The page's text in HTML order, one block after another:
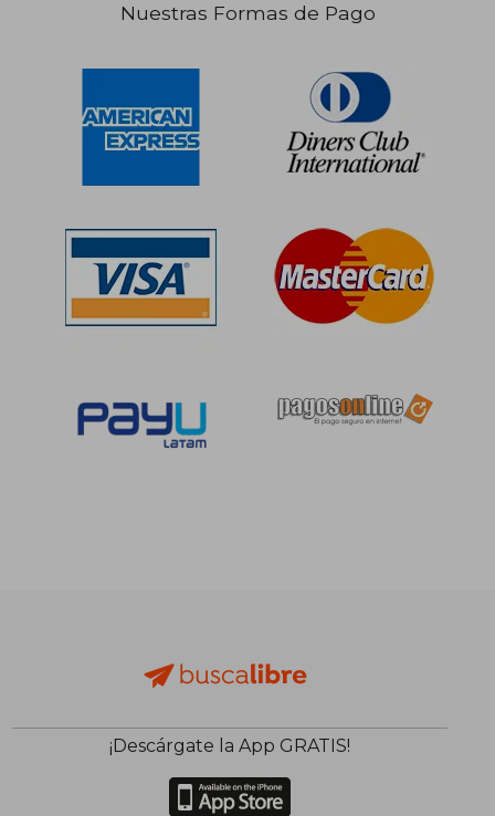
55%
dcto.
Nuestras Formas de Pago
¡Descárgate la App GRATIS!